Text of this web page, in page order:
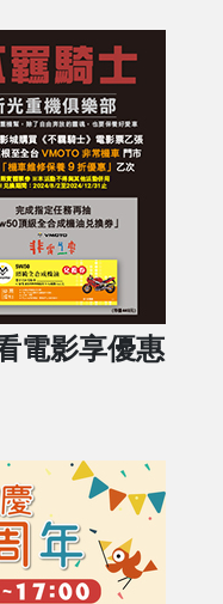
電影享優惠